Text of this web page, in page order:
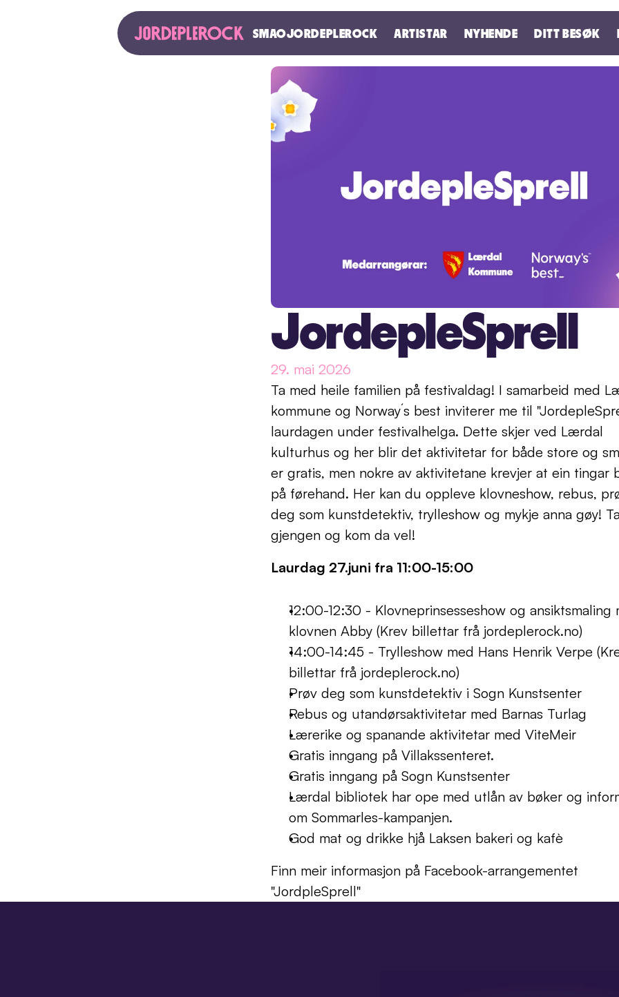
SMAOJORDEPLEROCK ARTISTAR NYHENDE DITT BESØK
JordepleSprell
29. mai 2026
Ta med heile familien på festivaldag! I samarbeid med
kommune og Norway´s best inviterer me til
laurdagen under festivalhelga. Dette skjer ved Lærdal
kulturhus og her blir det aktivitetar for både store og
er gratis, men nokre av aktivitetane krevjer at ein tingar
på førehand. Her kan du oppleve klovneshow, rebus,
deg som kunstdetektiv, trylleshow og mykje anna gøy!
gjengen og kom da vel!
Laurdag 27.juni fra 11:00-15:00
12:00-12:30 - Klovneprinsesseshow og ansiktsmaling
klovnen Abby (Krev billettar frå jordeplerock.no)
14:00-14:45 - Trylleshow med Hans Henrik Verpe
billettar frå jordeplerock.no)
Prøv deg som kunstdetektiv i Sogn Kunstsenter
Rebus og utandørsaktivitetar med Barnas Turlag
Lærerike og spanande aktivitetar med ViteMeir
Gratis inngang på Villakssenteret.
Gratis inngang på Sogn Kunstsenter
Lærdal bibliotek har ope med utlån av bøker og
om Sommarles-kampanjen.
God mat og drikke hjå Laksen bakeri og kafè
Finn meir informasjon på Facebook-arrangementet
"JordpleSprell"